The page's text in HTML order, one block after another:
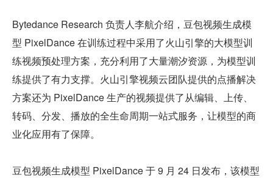
Bytedance Research 负责人李航介绍，豆包视频生成模
型 PixelDance 在训练过程中采用了火山引擎的大模型训
练视频预处理方案，充分利用了大量潮汐资源，为模型训
练提供了有力支撑。火山引擎视频云团队提供的点播解决
方案还为 PixelDance 生产的视频提供了从编辑、上传、
转码、分发、播放的全生命周期一站式服务，让模型的商
业化应用有了保障。
豆包视频生成模型 PixelDance 于 9 月 24 日发布，该模型